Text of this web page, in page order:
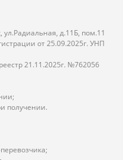
ул.Радиальная, д.11Б, пом.11
от 25.09.2025г. УНП
21.11.2025г. №762056
получении.